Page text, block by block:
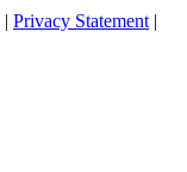
| Privacy Statement |